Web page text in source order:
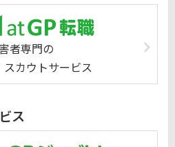
者専門の
カウトサービス
ス